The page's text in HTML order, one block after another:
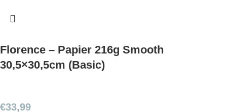
Florence – Papier 216g Smooth
30,5×30,5cm (Basic)
€33,99